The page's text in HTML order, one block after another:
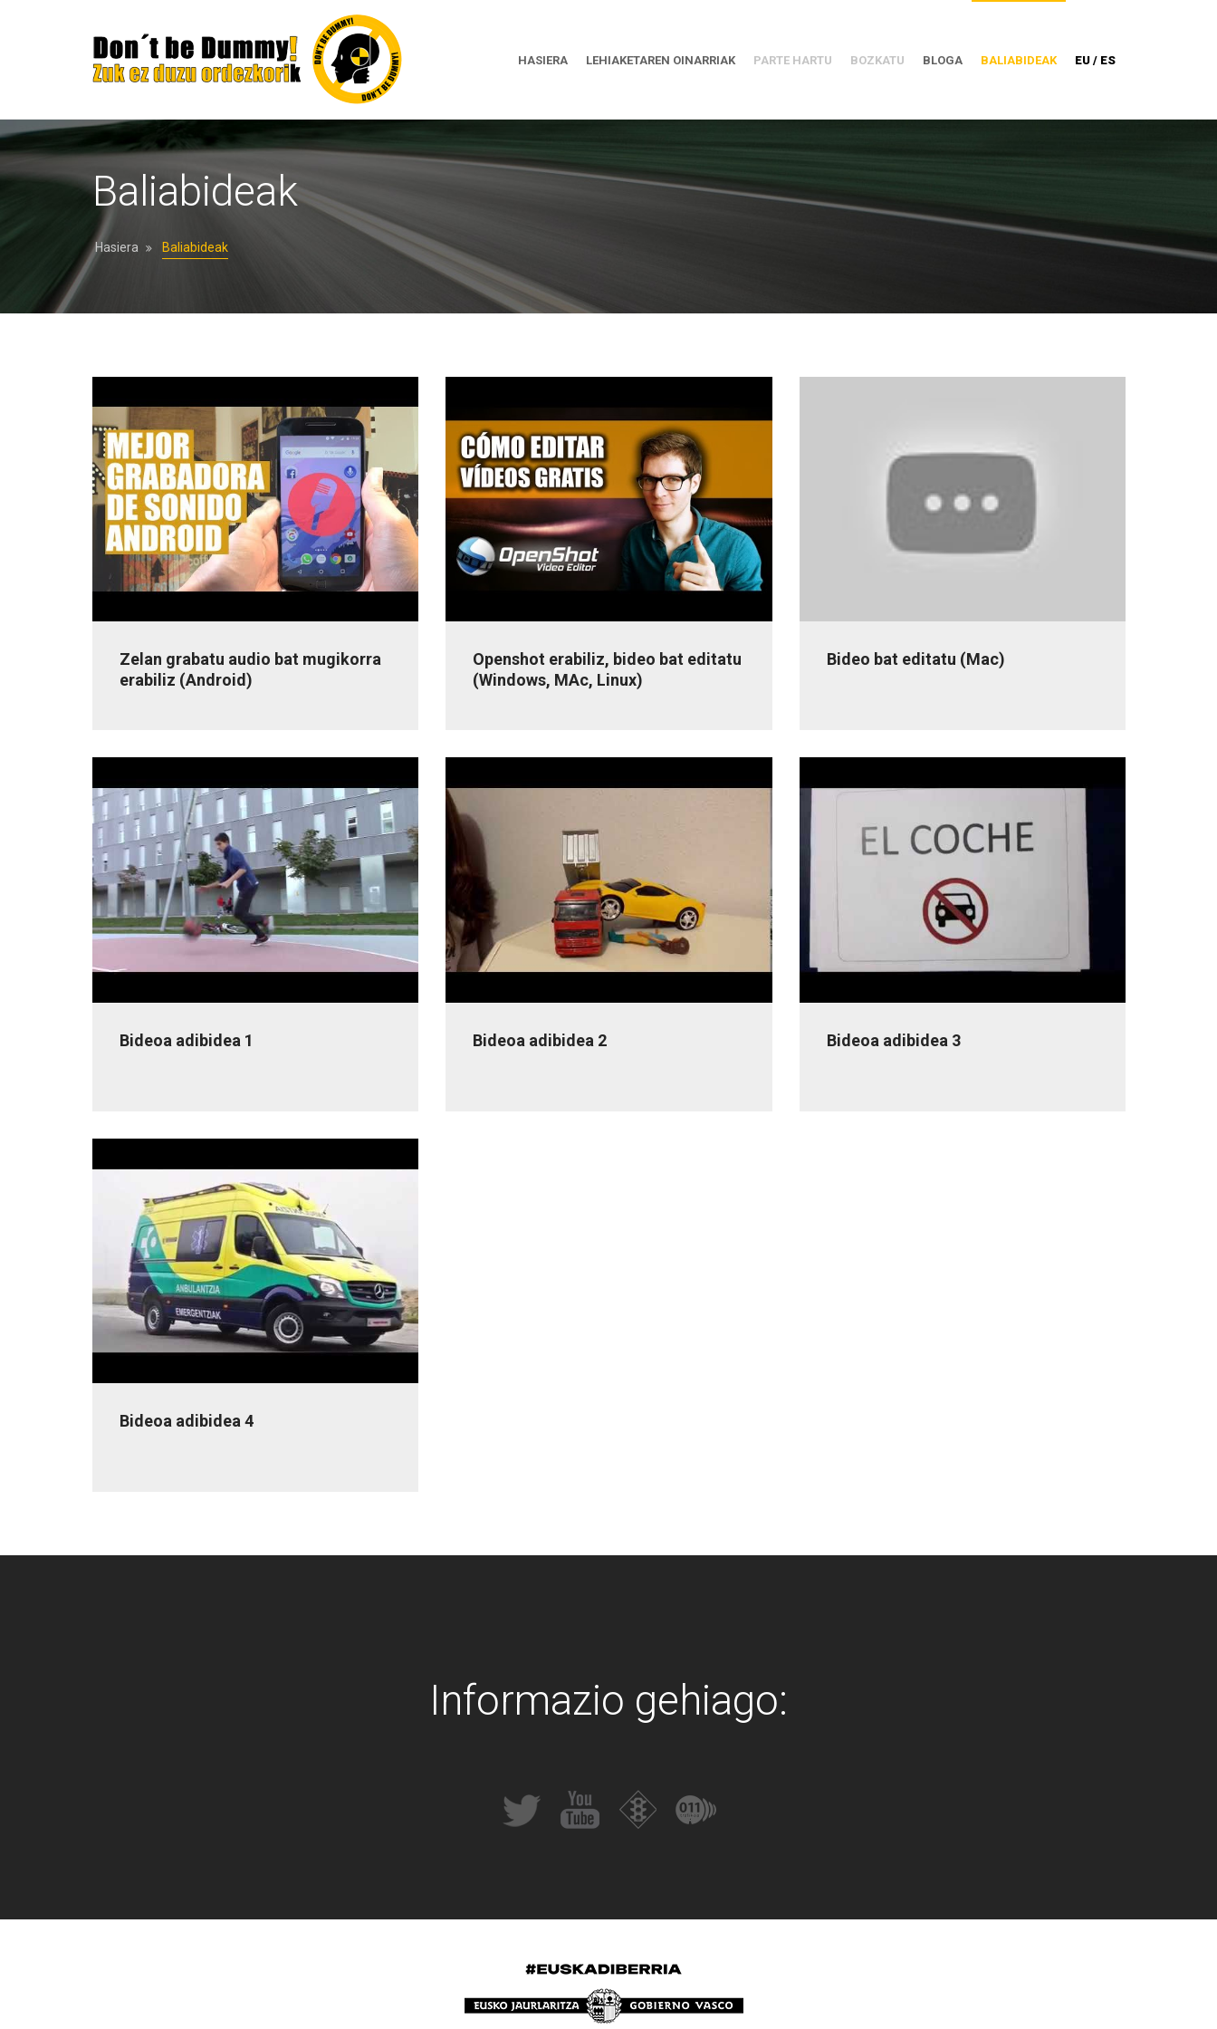
HASIERA LEHIAKETAREN OINARRIAK PARTE HARTU BOZKATU BLOGA BALIABIDEAK EU / ES
Baliabideak
Hasiera Baliabideak
Zelan grabatu audio bat mugikorra
erabiliz (Android)
Openshot erabiliz, bideo bat editatu
(Windows, MAc, Linux)
Bideo bat editatu (Mac)
Bideoa adibidea 1 Bideoa adibidea 2 Bideoa adibidea 3
Bideoa adibidea 4
Informazio gehiago: